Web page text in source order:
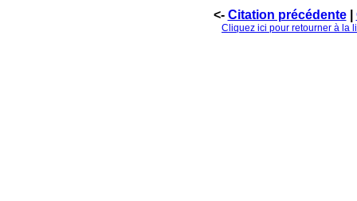
<- Citation précédente|
Cliquez ici pour retourner à la